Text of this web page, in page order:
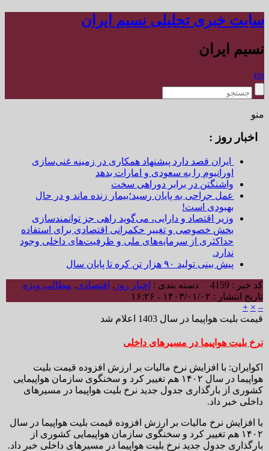
سایت خبری تحلیلی نسیم ایران
نسیم ایران
rss
منو
اخبار روز :
ایران قصد دارد پیشنهاد همکاری در زمینه غنی‌سازی
اورانیوم را به سعودی و امارات بدهد
واشنگتن در برابر دوراهی سخت
عمل جراحی به پایان رسید؛بیمار زنده ماند و در حال
بهبودی است!
وزیر اقتصاد و دارایی، می‌گوید راهی جز توانمندسازی
بخش خصوصی و تغییر حکمرانی اقتصادی برای استفاده
حداکثری از سرمایه‌های ملی و ظرفیت‌های داخلی وجود
ندارد.
پیش بینی تولید ۹۰ هزار تن کره تا پایان سال
کد خبر : 4159 دسته بندی : اخبار روز , اقتصادی, مطالب ویژه
تاریخ انتشار : ۱۴۰۳/۰۱/۰۲ - ۱۶:۲۶
–
×
+
قیمت بلیت هواپیما در سال 1403 اعلام شد
نرخ بلیت هواپیما در مسیرهای داخلی
اکوایران: با افزایش نرخ مالیات بر ارزش افزوده قیمت بلیت
هواپیما در سال ۱۴۰۲ هم تغییر کرد و سخنگوی سازمان هواپیمایی
کشوری از بارگذاری جدول جدید نرخ بلیت هواپیما در مسیرهای
داخلی خبر داد.
با افزایش نرخ مالیات بر ارزش افزوده قیمت بلیت هواپیما در سال
۱۴۰۲ هم تغییر کرد و سخنگوی سازمان هواپیمایی کشوری از
بارگذاری جدول جدید نرخ بلیت هواپیما در مسیرهای داخلی خبر داد.